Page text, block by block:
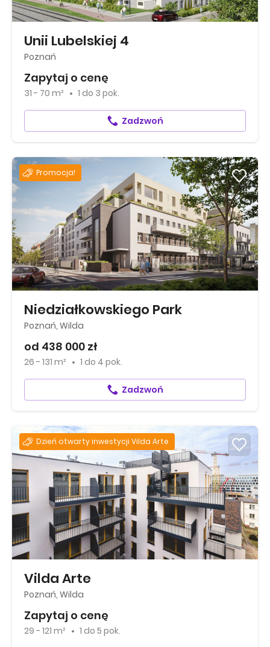
Unii Lubelskiej 4
Poznań
Zapytaj o cenę
31 - 70 m² 1 do 3 pok.
Zadzwoń
Promocja!
Niedziałkowskiego Park
Poznań, Wilda
od 438 000 zł
26 - 131 m² 1 do 4 pok.
Zadzwoń
Dzień otwarty inwestycji Vilda Arte
Vilda Arte
Poznań, Wilda
Zapytaj o cenę
29 - 121 m² 1 do 5 pok.